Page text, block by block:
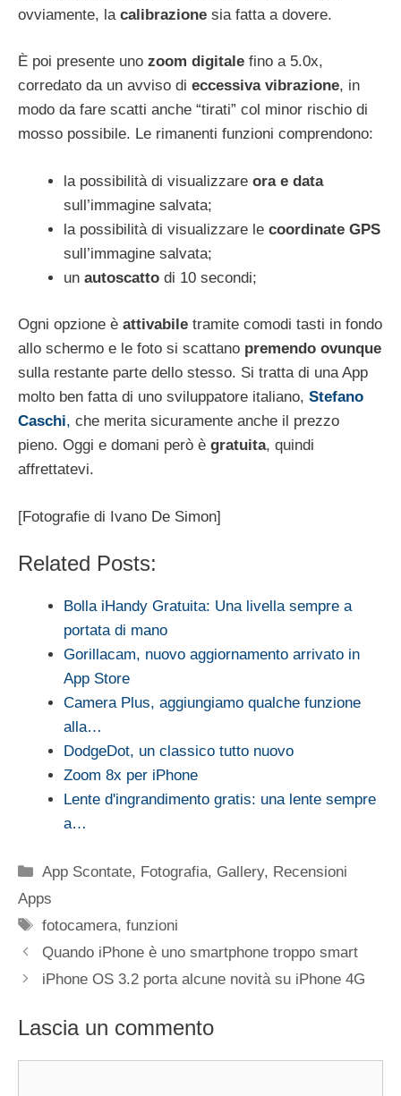
ovviamente, la calibrazione sia fatta a dovere.
È poi presente uno zoom digitale fino a 5.0x,
corredato da un avviso di eccessiva vibrazione, in
modo da fare scatti anche “tirati” col minor rischio di
mosso possibile. Le rimanenti funzioni comprendono:
la possibilità di visualizzare ora e data
sull’immagine salvata;
la possibilità di visualizzare le coordinate GPS
sull’immagine salvata;
un autoscatto di 10 secondi;
Ogni opzione è attivabile tramite comodi tasti in fondo
allo schermo e le foto si scattano premendo ovunque
sulla restante parte dello stesso. Si tratta di una App
molto ben fatta di uno sviluppatore italiano, Stefano
Caschi, che merita sicuramente anche il prezzo
pieno. Oggi e domani però è gratuita, quindi
affrettatevi.
[Fotografie di Ivano De Simon]
Related Posts:
Bolla iHandy Gratuita: Una livella sempre a
portata di mano
Gorillacam, nuovo aggiornamento arrivato in
App Store
Camera Plus, aggiungiamo qualche funzione
alla…
DodgeDot, un classico tutto nuovo
Zoom 8x per iPhone
Lente d'ingrandimento gratis: una lente sempre
a…
Categorie
App Scontate, Fotografia, Gallery, Recensioni
Apps
Tag
fotocamera,funzioni
Quando iPhone è uno smartphone troppo smart
iPhone OS 3.2 porta alcune novità su iPhone 4G
Lascia un commento